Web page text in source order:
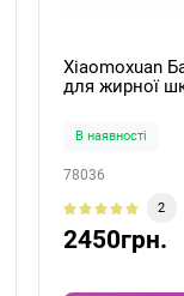
Xiaomoxuan
для жирної
В наявності
78036
2
2450грн.